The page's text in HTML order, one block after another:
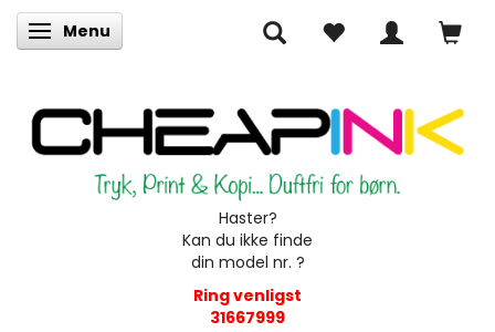
Skifte navigation
Menu
Haster?
Kan du ikke finde
din model nr. ?
Ring venligst
31667999